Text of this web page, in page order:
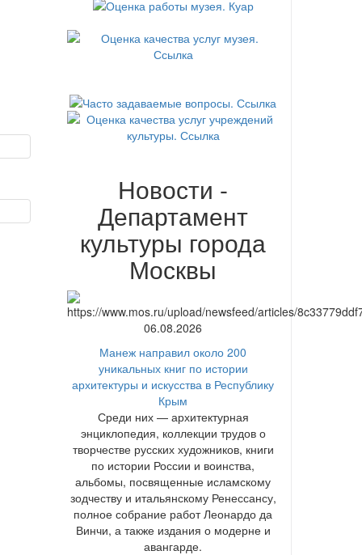
Новости -
Департамент
культуры города
Москвы
06.08.2026
Манеж направил около 200
уникальных книг по истории
архитектуры и искусства в Республику
Крым
Среди них — архитектурная
энциклопедия, коллекции трудов о
творчестве русских художников, книги
по истории России и воинства,
альбомы, посвященные исламскому
зодчеству и итальянскому Ренессансу,
полное собрание работ Леонардо да
Винчи, а также издания о модерне и
авангарде.